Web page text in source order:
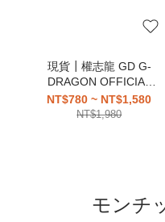
現貨┃權志龍 GD G-
DRAGON OFFICIAL
MINI LIGHT KEYRING
小手燈 鑰匙圈 小盆栽
NT$780 ~ NT$1,580
NT$1,980
モンチ